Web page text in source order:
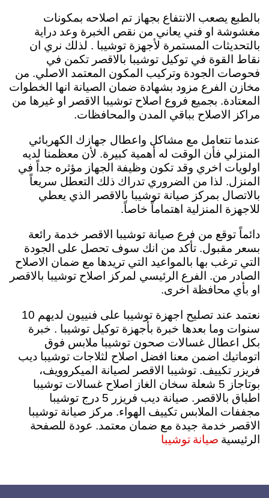
بالطبع يصعب الانتفاع بجهاز تم اصلاحه بمكونات
مغشوشة او فني يعاني من نقص الخبرة وعد دراية
بالتحديثات المستمرة لأجهزة توشيبا . لذلك نري ان
نقاط القوة في توكيل توشيبا بالاقصر تكمن في
فحوصات الجودة وتركيب المكون المعتمد الاصلي. من
مخازن الفرع مزود بشهادة ضمان الصيانة انها الخطوات
المعتادة. بجميع فروع اصلاح توشيبا الاقصر او غيرها من
مراكز الاصلاح بباقي المدن والمحافظات.
عندما تتعامل مع مشاكل واعطال جهازك الكهربائي
المنزلي فأن الوقت له أهمية كبيرة. لأن معظمنا لديه
اولويات اخري وقد تكون وظيفة الجهاز مؤثره جداً في
المنزل. لذا من الضروري تدراك ذلك التعطل سريعاً
بالاتصال بمركز صيانة توشيبا بالاقصر الذي يعطي
للاجهزة المنزلية اهتماماً خاصاً.
دائماً توقع من فرع صيانة توشيبا الاقصر خدمة رائعة
بسعر مقبول. تأكد من انك سوف تحصل على الجودة
التي ترغب بها بالمواعيد التي تريدها مع ضمان الاصلاح
الصادر من. الفرع الرئيسي لمركز اصلاح توشيبا بالاقصر
او بأي محافظة اخرى.
نعتمد عند تصليح اجهزة توشيبا على فنييون لديهم 10
سنوات وما بعدها خبرة بأجهزة توكيل توشيبا . خبرة
بكل اعطال غسالات صحون توشيبا ملابس فوق
اتوماتيك اضمن معنا افضل اصلاح لثلاجات توشيبا ديب
فريزر تكييف. توشيبا الاقصر لصيانة الميكروويف،
بوتاجاز 5 شعلة سخان الغاز اصلاح غسالات توشيبا
اطباق بالاقصر. صيانة ديب فريزر 5 درج توشيبا
مجففات الملابس تكييف الهواء. مركز صيانة توشيبا
الاقصر خدمة جيدة مع ضمان معتمد. عودة للصفحة
الرئيسية صيانة توشيبا